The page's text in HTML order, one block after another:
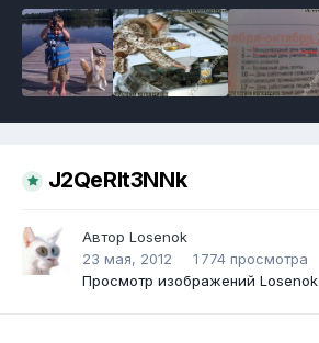
J2QeRlt3NNk
Автор Losenok
23 мая, 2012
1 774 просмотра
Просмотр изображений Losenok